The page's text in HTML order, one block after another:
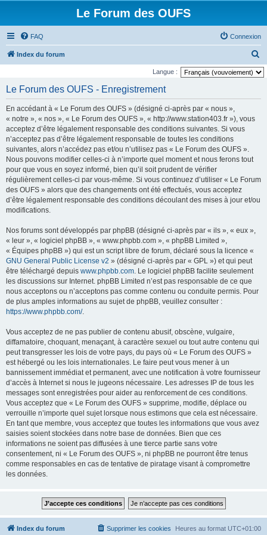
Le Forum des OUFS
FAQ Connexion
Index du forum
e
r
Langue :
Le Forum des OUFS - Enregistrement
En accédant à « Le Forum des OUFS » (désigné ci-après par « nous »,
« notre », « nos », « Le Forum des OUFS », « http://www.station403.fr »), vous
acceptez d’être légalement responsable des conditions suivantes. Si vous
n’acceptez pas d’être légalement responsable de toutes les conditions
suivantes, alors n’accédez pas et/ou n’utilisez pas « Le Forum des OUFS ».
Nous pouvons modifier celles-ci à n’importe quel moment et nous ferons tout
pour que vous en soyez informé, bien qu’il soit prudent de vérifier
régulièrement celles-ci par vous-même. Si vous continuez d’utiliser « Le Forum
des OUFS » alors que des changements ont été effectués, vous acceptez
d’être légalement responsable des conditions découlant des mises à jour et/ou
modifications.
Nos forums sont développés par phpBB (désigné ci-après par « ils », « eux »,
« leur », « logiciel phpBB », « www.phpbb.com », « phpBB Limited »,
« Équipes phpBB ») qui est un script libre de forum, déclaré sous la licence «
GNU General Public License v2 » (désigné ci-après par « GPL ») et qui peut
être téléchargé depuis www.phpbb.com. Le logiciel phpBB facilite seulement
les discussions sur Internet. phpBB Limited n’est pas responsable de ce que
nous acceptons ou n’acceptons pas comme contenu ou conduite permis. Pour
de plus amples informations au sujet de phpBB, veuillez consulter :
https://www.phpbb.com/.
Vous acceptez de ne pas publier de contenu abusif, obscène, vulgaire,
diffamatoire, choquant, menaçant, à caractère sexuel ou tout autre contenu qui
peut transgresser les lois de votre pays, du pays où « Le Forum des OUFS »
est hébergé ou les lois internationales. Le faire peut vous mener à un
bannissement immédiat et permanent, avec une notification à votre fournisseur
d’accès à Internet si nous le jugeons nécessaire. Les adresses IP de tous les
messages sont enregistrées pour aider au renforcement de ces conditions.
Vous acceptez que « Le Forum des OUFS » supprime, modifie, déplace ou
verrouille n’importe quel sujet lorsque nous estimons que cela est nécessaire.
En tant que membre, vous acceptez que toutes les informations que vous avez
saisies soient stockées dans notre base de données. Bien que ces
informations ne soient pas diffusées à une tierce partie sans votre
consentement, ni « Le Forum des OUFS », ni phpBB ne pourront être tenus
comme responsables en cas de tentative de piratage visant à compromettre
les données.
Index du forum Heures au format UTC+01:00
Supprimer les cookies